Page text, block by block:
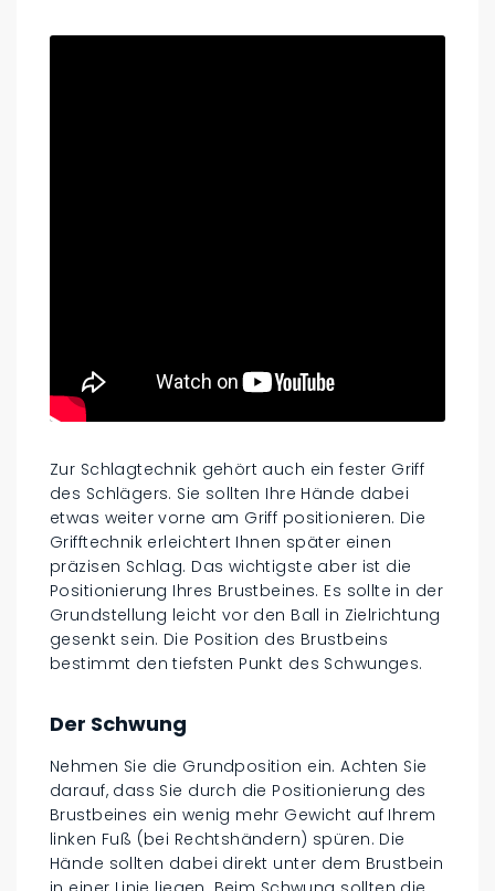
Zur Schlagtechnik gehört auch ein fester Griff
des Schlägers. Sie sollten Ihre Hände dabei
etwas weiter vorne am Griff positionieren. Die
Grifftechnik erleichtert Ihnen später einen
präzisen Schlag. Das wichtigste aber ist die
Positionierung Ihres Brustbeines. Es sollte in der
Grundstellung leicht vor den Ball in Zielrichtung
gesenkt sein. Die Position des Brustbeins
bestimmt den tiefsten Punkt des Schwunges.
Der Schwung
Nehmen Sie die Grundposition ein. Achten Sie
darauf, dass Sie durch die Positionierung des
Brustbeines ein wenig mehr Gewicht auf Ihrem
linken Fuß (bei Rechtshändern) spüren. Die
Hände sollten dabei direkt unter dem Brustbein